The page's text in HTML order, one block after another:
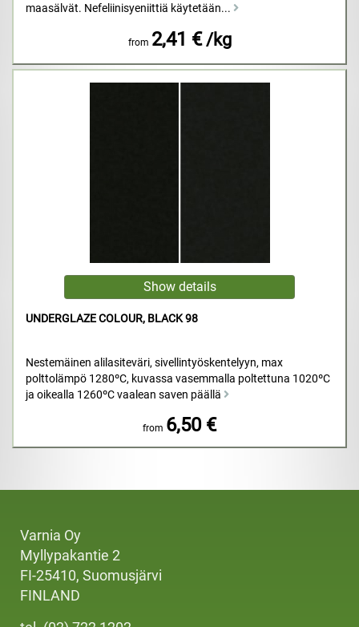
maasälvät. Nefeliinisyeniittiä käytetään...
from 2,41 € /kg
UNDERGLAZE COLOUR, BLACK 98
Nestemäinen alilasiteväri, sivellintyöskentelyyn, max
polttolämpö 1280ºC, kuvassa vasemmalla poltettuna 1020ºC
ja oikealla 1260ºC vaalean saven päällä
from 6,50 €
Varnia Oy
Myllypakantie 2
FI-25410, Suomusjärvi
FINLAND